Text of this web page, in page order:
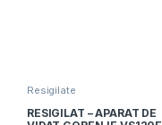
Resigilate
RESIGILAT – APARAT DE